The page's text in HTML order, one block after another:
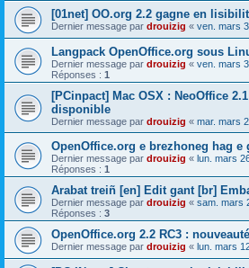
[01net] OO.org 2.2 gagne en
Dernier message par drouizig « ven. mars
Langpack OpenOffice.org sous
Dernier message par drouizig « ven. mars
Réponses : 1
[PCinpact] Mac OSX : NeoOffice
disponible
Dernier message par drouizig « mar. mars
OpenOffice.org e brezhoneg hag e
Dernier message par drouizig « lun. mars
Réponses : 1
Arabat treiñ [en] Edit gant [br]
Dernier message par drouizig « sam. mars
Réponses : 3
OpenOffice.org 2.2 RC3 :
Dernier message par drouizig « lun. mars